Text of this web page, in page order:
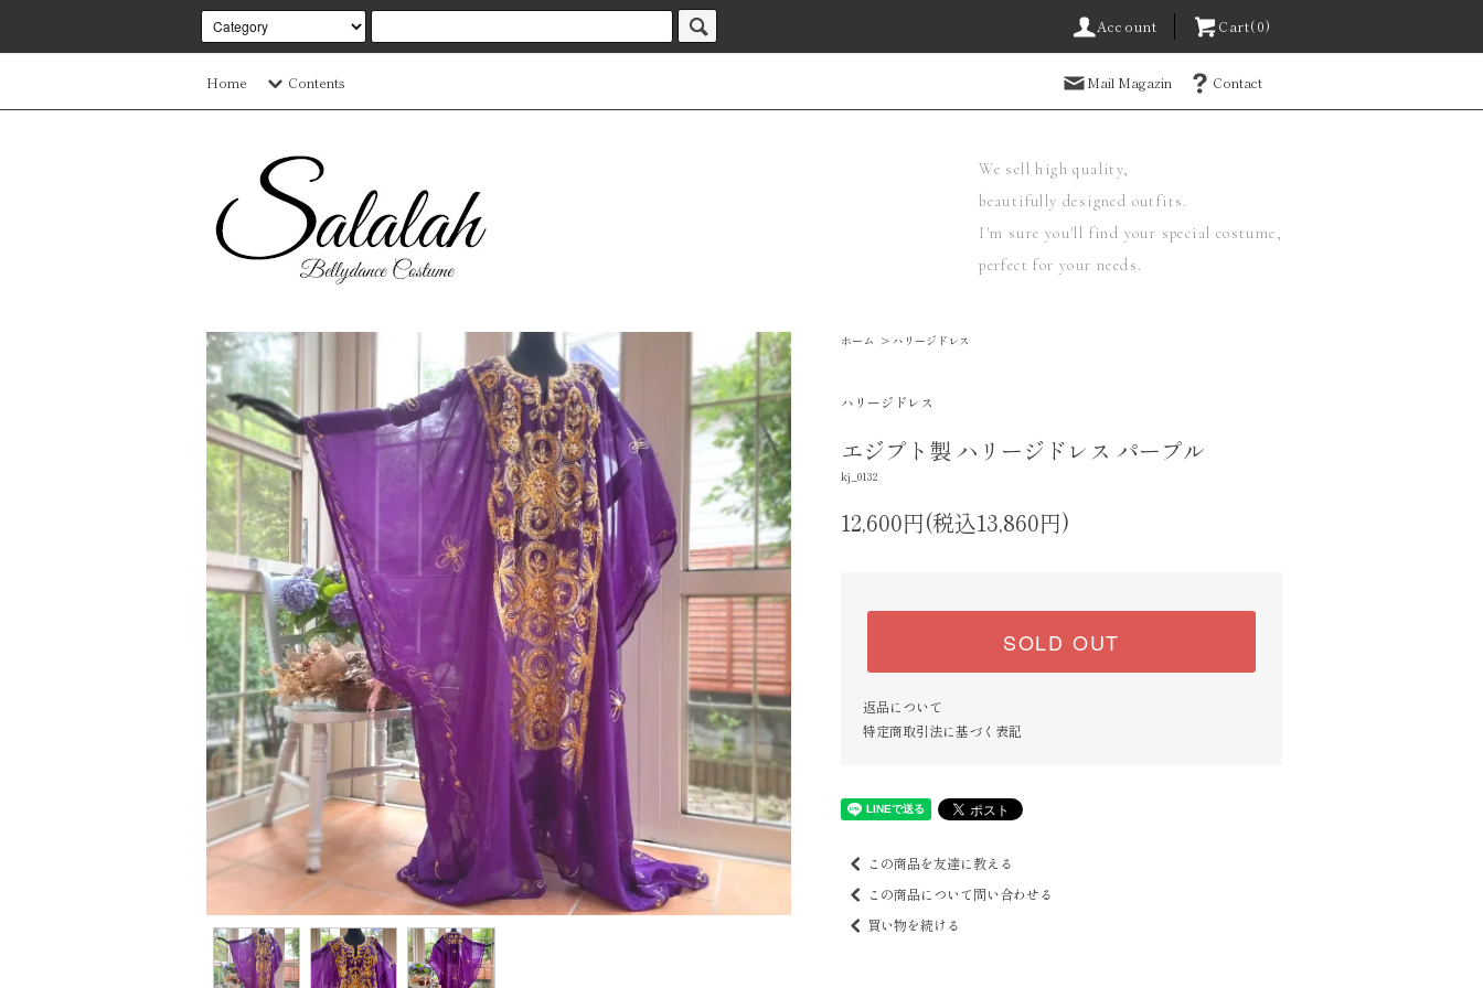
Account Cart(0)
Home Contents Mail Magazin Contact
We sell high quality,
beautifully designed outfits.
I'm sure you'll find your special costume,
perfect for your needs.
ホーム > ハリージドレス
ハリージドレス
エジプト製 ハリージドレス パープル
kj_0132
12,600円(税込13,860円)
SOLD OUT
返品について
特定商取引法に基づく表記
この商品を友達に教える
この商品について問い合わせる
買い物を続ける